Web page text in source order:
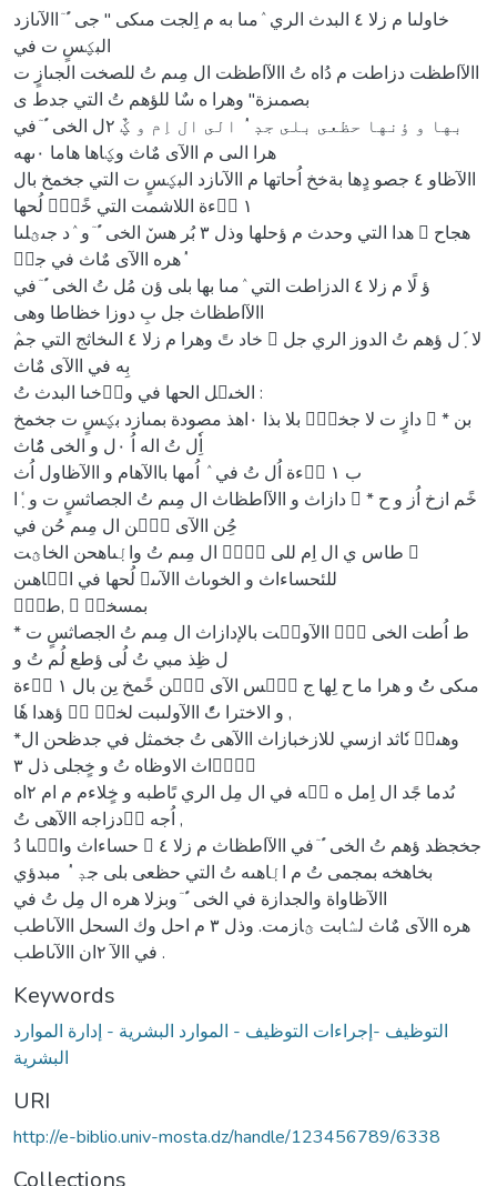
خاولىا م زلا ٤ البدث الري ٛمىا به م اِلجت مىكى " جى ًُٙ االآىازد
البؼسٍ ت في
االآاطظت دزاطت م دُاه تُ االآاطظت ال مِىم تُ للصخت الجىازٍ ت
بصمىزة" وهرا ه سٌا للؤهم تُ التي جدط ى
بها و ؤنها حظعى بلى جدٜ ُٝ الى ال اِم و ؼٌ ٢ل الخى ًُٙ في
هرا الىى م االآى مٌاث وؼاها هاما ٠ىهه
االآظاو ٤ جصو دٍها بةخخ اُحاتها م االآىازد البؼسٍ ت التي جخمخ بال
١ ا٘ءة اللاشمت التي خًىٛٙ لُحها
هدا التي وحدث م ؤحلها وذل ٣ بُر هسٚ الخى ًُٙ و ٛد جىؿلىا 􀗛 هجاح
هره االآى مٌاث في جدٜ ُٝ
ؤ لًا م زلا ٤ الدزاطت التي ٛمىا بها بلى ؤن مُل تُ الخى ًُٙ في
االآاطظاث جل بِ دوزا خظاطا وهى
بِه في االآى مٌاث
الخىؿل الحها في وزٛخىا البدث تُ :
دازٍ ت لا جخدٜٝ بلا بذا ٠اهذ مصودة بمىازد بؼسٍ ت جخمخ 􀗜 * بن
اِٗل تُ اله اُ ٠ل و الخى مٌُاث
ب ١ ا٘ءة اُل تُ في ٛ اُمها باالآهام و االآظاول اُث
دازاث و االآاطظاث ال مِىم تُ الجصاثسٍ ت و ٜٗا 􀗜 * خًم ازخ اُز و ح
حُِن االآى حً٘ن ال مِىم حُن في
طاس ي ال اِم للى تًُ٘ ال مِىم تُ والٜىاهحن الخاؿت 􀗛
للئحساءاث و الخوىاث االآىىؾ لُحها في الٜاهىن
طلاٞ, 􀗛 بمسخلٙ
* ط اُطت الخى ًُٙ االآوبٜت بالإدازاث ال مِىم تُ الجصاثسٍ ت
ل ظِذ مبي تُ لُى ؤطع لُم تُ و
مىكى تُُ و هرا ما ح لِها ج خٜ٘س الآى حً٘ن خًمخ ىِن بال ١ ا٘ءة
و الاخترا تُٗ االآولىبت لخدٜ ُٝ ؤهدا هٗا ,
*وهىاٞ ىٗاثد ازسي للازخبازاث االآهى تُ جخمثل في جدظحن ال
لِاٛاث الاوظاه تُ و خٍجلى ذل ٣
ىُدما جًد ال اِمل ه ظ٘ه في ال مِل الري ىًاطبه و خٍلاءم م ام ٢اه
اُجه وٛدزاجه االآهى تُ ,
حساءاث والٜىا دُ 􀗜 جخجظد ؤهم تُ الخى ًُٙ في االآاطظاث م زلا ٤
بخاهخه بمجمى تُ م الٜاهىه تُ التي حظعى بلى جدٜ ُٝ مبدؤي
االآظاواة والجدازة في الخى ًُٙ وبزلا هره ال مِل تُ في
هره االآى مٌاث لسٛابت ؿازمت. وذل ٣ م احل وك السحل االآىاطب
في االآ ٢ان االآىاطب .
Keywords
التوظيف -إجراءات التوظيف - الموارد البشرية - إدارة الموارد
البشرية
URI
http://e-biblio.univ-mosta.dz/handle/123456789/6338
Collections